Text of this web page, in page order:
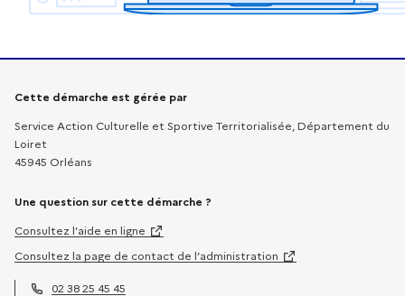
Informations sur la démarche
Cette démarche est gérée par
Service Action Culturelle et Sportive Territorialisée, Département du
Loiret
45945 Orléans
Une question sur cette démarche ?
Consultez l’aide en ligne
Consultez la page de contact de l’administration
02 38 25 45 45